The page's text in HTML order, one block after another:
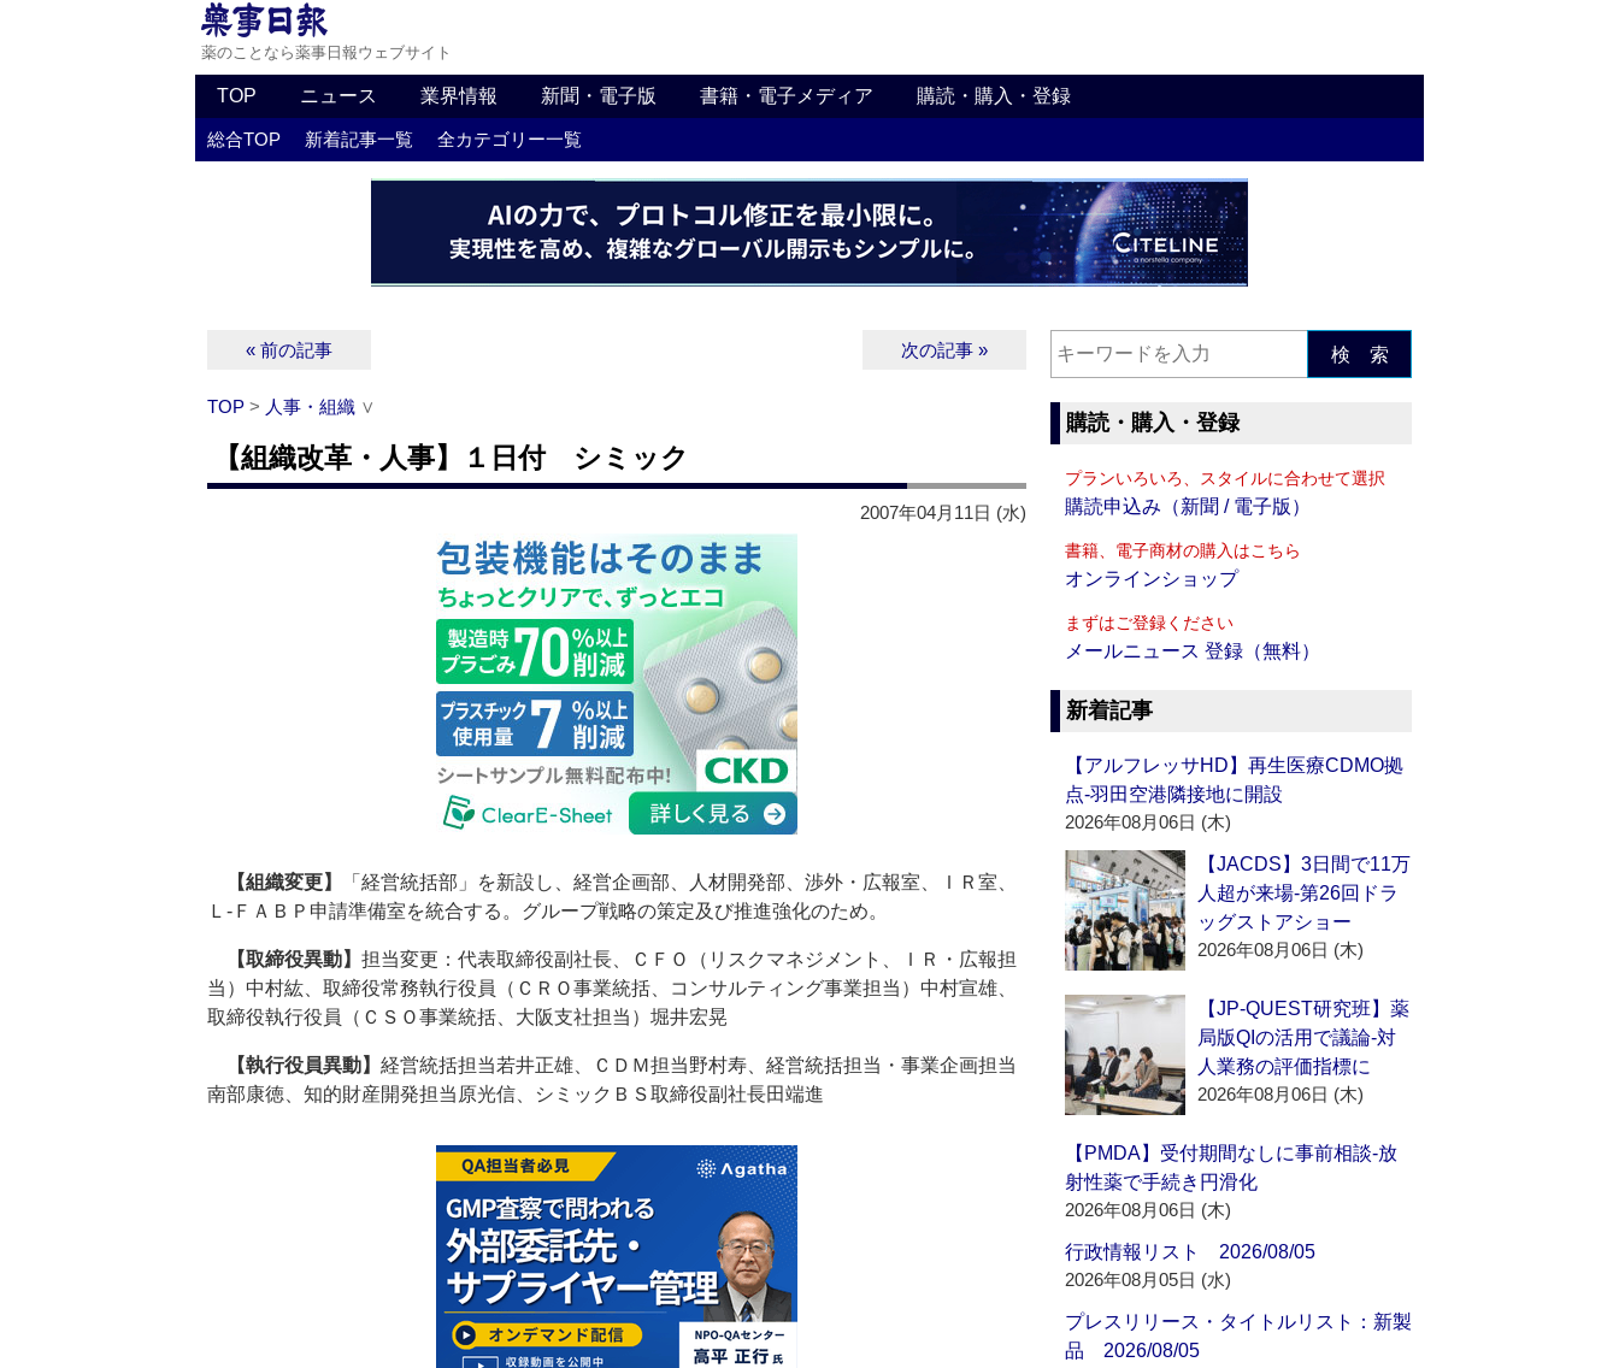
薬のことなら薬事日報ウェブサイト
TOP ニュース 業界情報 新聞・電子版 書籍・電子メディア 購読・購入・登録
総合TOP 新着記事一覧 全カテゴリー一覧
« 前の記事 次の記事 »
TOP > 人事・組織 ∨
【組織改革・人事】１日付 シミック
2007年04月11日 (水)
【組織変更】
「経営統括部」を新設し、経営企画部、人材開発部、渉外・広報室、ＩＲ室、
Ｌ‐ＦＡＢＰ申請準備室を統合する。グループ戦略の策定及び推進強化のため。
【取締役異動】 担当変更：代表取締役副社長、ＣＦＯ（リスクマネジメント、ＩＲ・広報担
当）中村紘、取締役常務執行役員（ＣＲＯ事業統括、コンサルティング事業担当）中村宣雄、
取締役執行役員（ＣＳＯ事業統括、大阪支社担当）堀井宏晃
【執行役員異動】 経営統括担当若井正雄、ＣＤＭ担当野村寿、経営統括担当・事業企画担当
南部康徳、知的財産開発担当原光信、シミックＢＳ取締役副社長田端進
検 索
購読・購入・登録
プランいろいろ、スタイルに合わせて選択
購読申込み（新聞 / 電子版）
書籍、電子商材の購入はこちら
オンラインショップ
まずはご登録ください
メールニュース 登録（無料）
新着記事
【アルフレッサHD】再生医療CDMO拠
点‐羽田空港隣接地に開設
2026年08月06日 (木)
【JACDS】3日間で11万
人超が来場‐第26回ドラ
ッグストアショー
2026年08月06日 (木)
【JP-QUEST研究班】薬
局版QIの活用で議論‐対
人業務の評価指標に
2026年08月06日 (木)
【PMDA】受付期間なしに事前相談‐放
射性薬で手続き円滑化
2026年08月06日 (木)
行政情報リスト 2026/08/05
2026年08月05日 (水)
プレスリリース・タイトルリスト：新製
品 2026/08/05